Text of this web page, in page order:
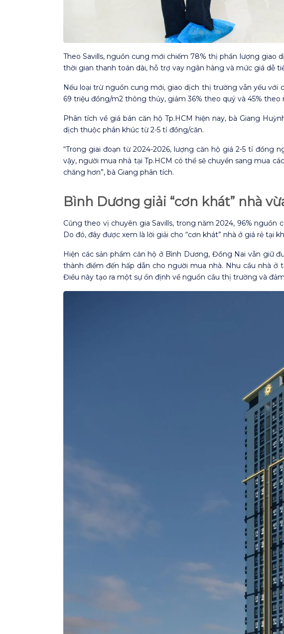
Theo Savills, nguồn cung mới chiếm 78% thị phần lượng giao
thời gian thanh toán dài, hỗ trợ vay ngân hàng và mức giá dễ
Nếu loại trừ nguồn cung mới, giao dịch thị trường vẫn yếu với
69 triệu đồng/m2 thông thủy, giảm 36% theo quý và 45%
Phân tích về giá bán căn hộ Tp.HCM hiện nay, bà Giang
dịch thuộc phân khúc từ 2-5 tỉ đồng/căn.
“Trong giai đoạn từ 2024-2026, lượng căn hộ giá 2-5 tỉ đồng
vậy, người mua nhà tại Tp.HCM có thể sẽ chuyển sang mua
chăng hơn”, bà Giang phân tích.
Bình Dương giải “cơn khát” nhà
Cũng theo vị chuyên gia Savills, trong năm 2024, 96%
Do đó, đây được xem là lời giải cho “cơn khát” nhà ở giá rẻ tại
Hiện các sản phẩm căn hộ ở Bình Dương, Đồng Nai vẫn giữ
thành điểm đến hấp dẫn cho người mua nhà. Nhu cầu nhà
Điều này tạo ra một sự ổn định về nguồn cầu thị trường và